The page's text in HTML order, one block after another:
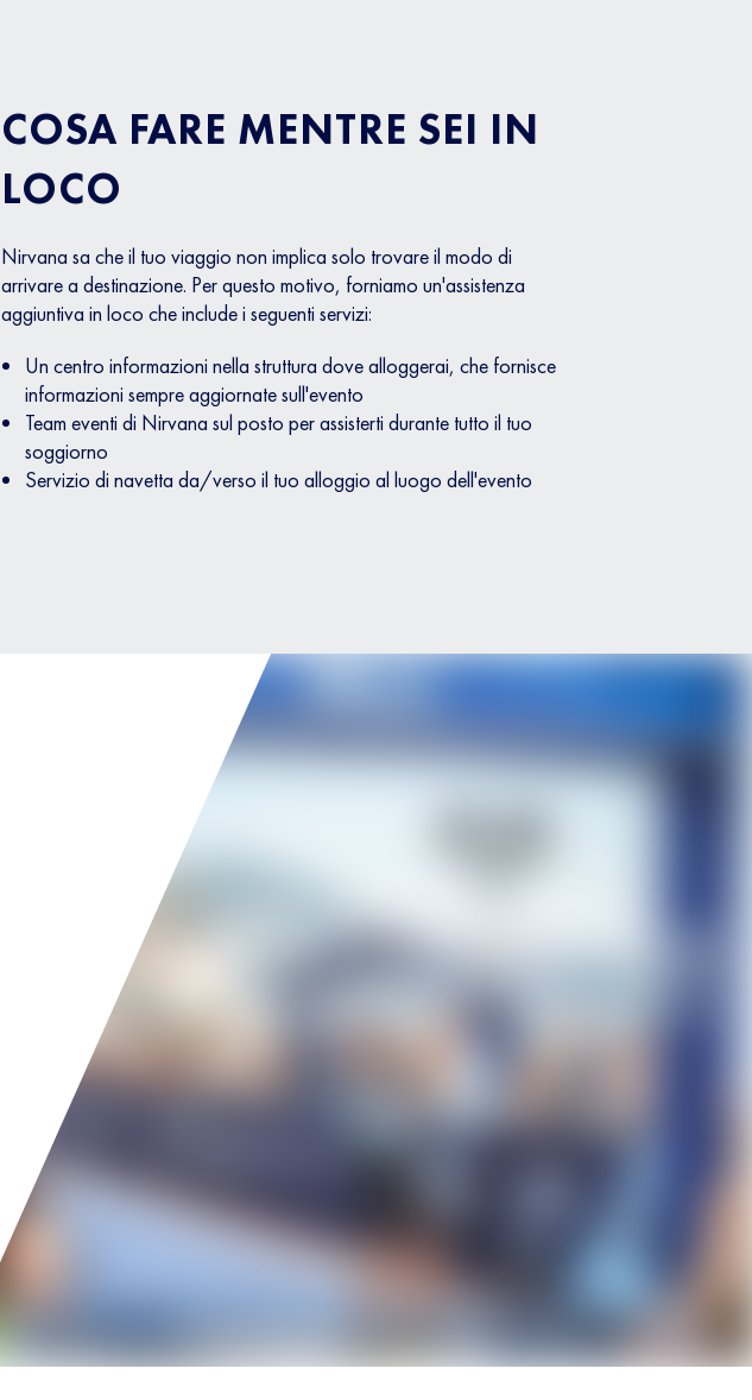
COSA FARE MENTRE SEI IN
LOCO
Nirvana sa che il tuo viaggio non implica solo trovare il modo di
arrivare a destinazione. Per questo motivo, forniamo un'assistenza
aggiuntiva in loco che include i seguenti servizi:
Un centro informazioni nella struttura dove alloggerai, che fornisce
informazioni sempre aggiornate sull'evento
Team eventi di Nirvana sul posto per assisterti durante tutto il tuo
soggiorno
Servizio di navetta da/verso il tuo alloggio al luogo dell'evento